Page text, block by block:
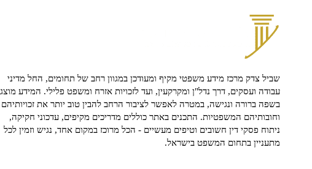
שביל צדק מרכז מידע משפטי מקיף ומעודכן במגוון רחב של תחומים, החל מדיני
עבודה ועסקים, דרך נדל"ן ומקרקעין, ועד לזכויות אזרח ומשפט פלילי. המידע מוצג
בשפה ברורה ונגישה, במטרה לאפשר לציבור הרחב להבין טוב יותר את זכויותיהם
וחובותיהם המשפטיות. התכנים באתר כוללים מדריכים מקיפים, עדכוני חקיקה,
ניתוח פסקי דין חשובים וטיפים מעשיים - הכל מרוכז במקום אחד, נגיש וזמין לכל
מתעניין בתחום המשפט בישראל.